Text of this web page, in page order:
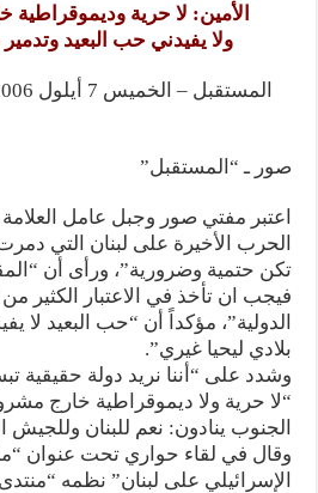
الأمين: لا حرية وديموقراطية
ولا يفيدني حب البعيد وتدمير
صور ـ “المستقبل”
اعتبر مفتي صور وجبل عامل
الحرب الأخيرة على لبنان التي
تكن حتمية وضرورية”، ورأى أن
فيجب ان تأخذ في الاعتبار الكثير من
الدولية”، مؤكداً أن “حب البعيد لا
بلادي ليحيا غيري”.
وشدد على “أننا نريد دولة حقيقية
“لا حرية ولا ديموقراطية خارج
الجنوب ينادون: نعم للبنان وللجيش
وقال في لقاء حواري تحت عنوان
الإسرائيلي على لبنان” نظمه